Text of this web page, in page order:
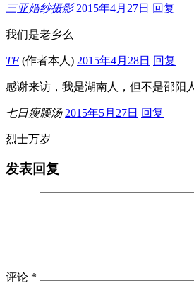
三亚婚纱摄影 2015年4月27日 回复
我们是老乡么
TF (作者本人) 2015年4月28日 回复
感谢来访，我是湖南人，但不是邵阳
七日瘦腰汤 2015年5月27日 回复
烈士万岁
发表回复
评论 *